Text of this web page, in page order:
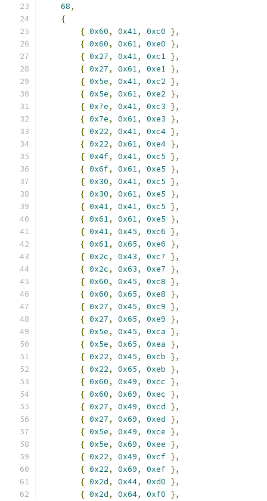
68,
{
{ 0x60, 0x41, 0xc0 },
{ 0x60, 0x61, 0xe0 },
{ 0x27, 0x41, 0xc1 },
{ 0x27, 0x61, 0xe1 },
{ 0x5e, 0x41, 0xc2 },
{ 0x5e, 0x61, 0xe2 },
{ 0x7e, 0x41, 0xc3 },
{ 0x7e, 0x61, 0xe3 },
{ 0x22, 0x41, 0xc4 },
{ 0x22, 0x61, 0xe4 },
{ 0x4f, 0x41, 0xc5 },
{ 0x6f, 0x61, 0xe5 },
{ 0x30, 0x41, 0xc5 },
{ 0x30, 0x61, 0xe5 },
{ 0x41, 0x41, 0xc5 },
{ 0x61, 0x61, 0xe5 },
{ 0x41, 0x45, 0xc6 },
{ 0x61, 0x65, 0xe6 },
{ 0x2c, 0x43, 0xc7 },
{ 0x2c, 0x63, 0xe7 },
{ 0x60, 0x45, 0xc8 },
{ 0x60, 0x65, 0xe8 },
{ 0x27, 0x45, 0xc9 },
{ 0x27, 0x65, 0xe9 },
{ 0x5e, 0x45, 0xca },
{ 0x5e, 0x65, 0xea },
{ 0x22, 0x45, 0xcb },
{ 0x22, 0x65, 0xeb },
{ 0x60, 0x49, 0xcc },
{ 0x60, 0x69, 0xec },
{ 0x27, 0x49, 0xcd },
{ 0x27, 0x69, 0xed },
{ 0x5e, 0x49, 0xce },
{ 0x5e, 0x69, 0xee },
{ 0x22, 0x49, 0xcf },
{ 0x22, 0x69, 0xef },
{ 0x2d, 0x44, 0xd0 },
{ 0x2d, 0x64, 0xf0 },